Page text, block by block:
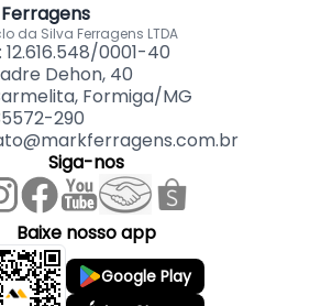
ao puxador: 30 Mm - (3,0 Cm)
Residenciais
Parafusos de fixação / Chave
da Silva Ferragens LTDA
12.616.548/0001-40
Dehon, 40
Formiga/MG
290
Siga-nos
Baixe nosso app
Google Play